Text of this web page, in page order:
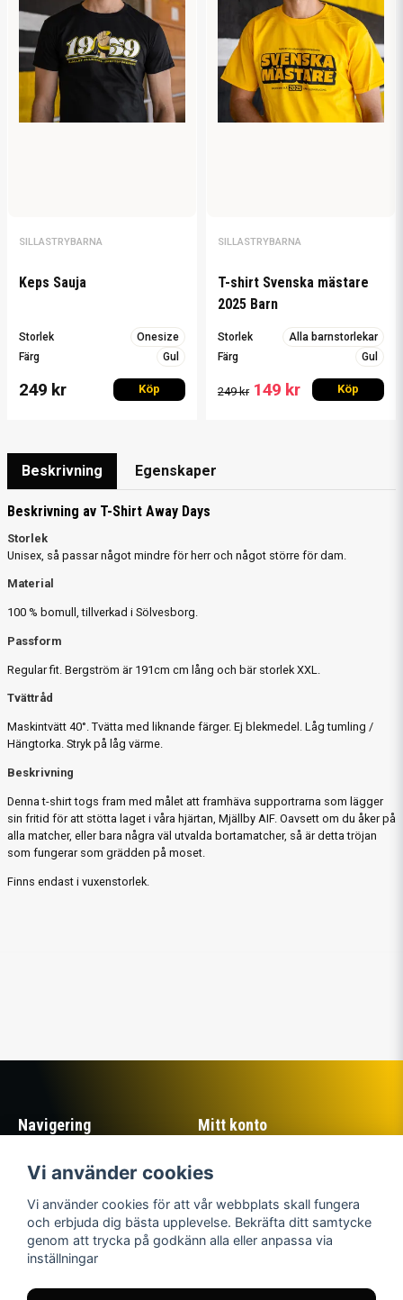
Beskrivning Egenskaper
Beskrivning av T-Shirt Away Days
Storlek
Unisex, så passar något mindre för herr och något större för dam.
Material
100 % bomull, tillverkad i Sölvesborg.
Passform
Regular fit. Bergström är 191cm cm lång och bär storlek XXL.
Tvättråd
Maskintvätt 40°. Tvätta med liknande färger. Ej blekmedel. Låg tumling /
Hängtorka. Stryk på låg värme.
Beskrivning
Denna t-shirt togs fram med målet att framhäva supportrarna som lägger
sin fritid för att stötta laget i våra hjärtan, Mjällby AIF. Oavsett om du åker på
alla matcher, eller bara några väl utvalda bortamatcher, så är detta tröjan
som fungerar som grädden på moset.
Finns endast i vuxenstorlek.
SILLASTRYBARNA
Keps Sauja
Storlek
Onesize
Färg
Gul
249 kr Köp
SILLASTRYBARNA
T-shirt Svenska mästare
2025 Barn
Storlek
Alla barnstorlekar
Färg
Gul
249 kr 149 kr Köp
Navigering
Om Sillastrybarna
Returer
Mitt konto
Registrera dig
Sociala medier
Sillastrybarnas Mjällby
Vi använder cookies
Vi använder cookies för att vår webbplats skall fungera
och erbjuda dig bästa upplevelse. Bekräfta ditt samtycke
genom att trycka på godkänn alla eller anpassa via
inställningar